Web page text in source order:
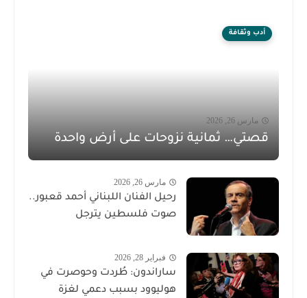
أدب وثقافة
مارس 26, 2026
قصتي… ثمانية نزوحات على أرض واحدة
مارس 26, 2026
رحيل الفنان اللبناني أحمد قعبور..
صوت فلسطين يترجل
فبراير 28, 2026
ساراندون: طُردت وحوصرت في
هوليوود بسبب دعمي لغزة